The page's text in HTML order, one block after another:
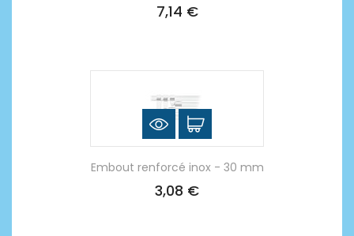
7,14 €
Embout renforcé inox - 30 mm
3,08 €